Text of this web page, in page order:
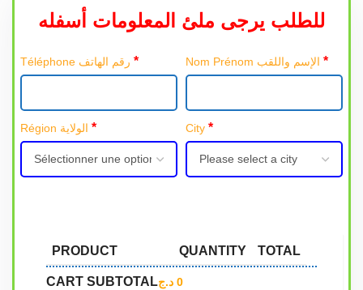
للطلب يرجى ملئ المعلومات أسفله
Téléphone رقم الهاتف* *
Région الولاية* City *
PRODUCT QUANTITY TOTAL
CART SUBTOTAL 0 د.ج